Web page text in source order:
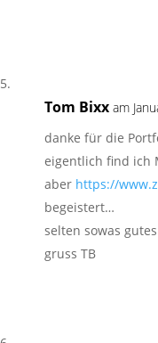
Tom Bixx am
danke für die
eigentlich find ich
aber https://
begeistert…
selten sowas
gruss TB